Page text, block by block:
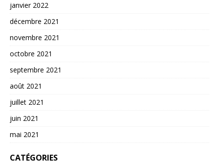
janvier 2022
décembre 2021
novembre 2021
octobre 2021
septembre 2021
août 2021
juillet 2021
juin 2021
mai 2021
CATÉGORIES